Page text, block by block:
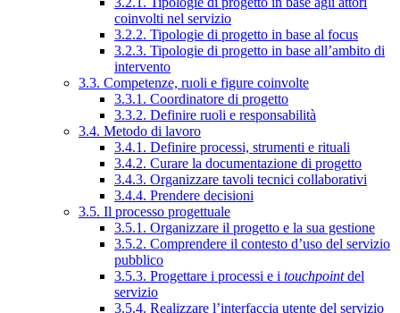
coinvolti nel servizio
3.2.2. Tipologie di progetto in base al focus
3.2.3. Tipologie di progetto in base all’ambito di
intervento
3.3. Competenze, ruoli e figure coinvolte
3.3.1. Coordinatore di progetto
3.3.2. Definire ruoli e responsabilità
3.4. Metodo di lavoro
3.4.1. Definire processi, strumenti e rituali
3.4.2. Curare la documentazione di progetto
3.4.3. Organizzare tavoli tecnici collaborativi
3.4.4. Prendere decisioni
3.5. Il processo progettuale
3.5.1. Organizzare il progetto e la sua gestione
3.5.2. Comprendere il contesto d’uso del servizio
pubblico
3.5.3. Progettare i processi e i touchpointdel
servizio
3.5.4. Realizzare l’interfaccia utente del servizio